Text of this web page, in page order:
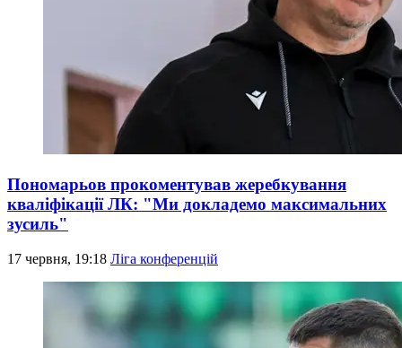
Пономарьов прокоментував жеребкування
кваліфікації ЛК: "Ми докладемо максимальних
зусиль"
17 червня, 19:18 Ліга конференцій